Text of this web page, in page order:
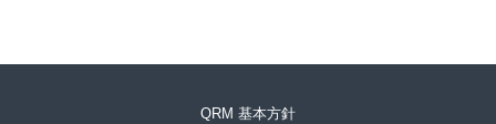
QRM 基本方針